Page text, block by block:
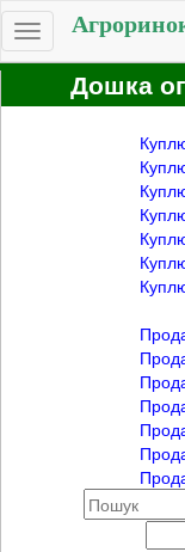
Toggle
navigation
Дошка